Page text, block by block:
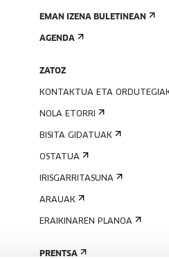
EMAN IZENA BULETINEAN
AGENDA
ZATOZ
KONTAKTUA ETA
NOLA ETORRI
BISITA GIDATUAK
OSTATUA
IRISGARRITASUNA
ARAUAK
ERAIKINAREN PLANOA
PRENTSA